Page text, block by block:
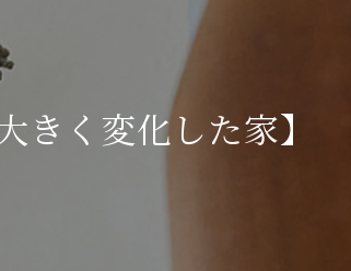
きく変化した家】